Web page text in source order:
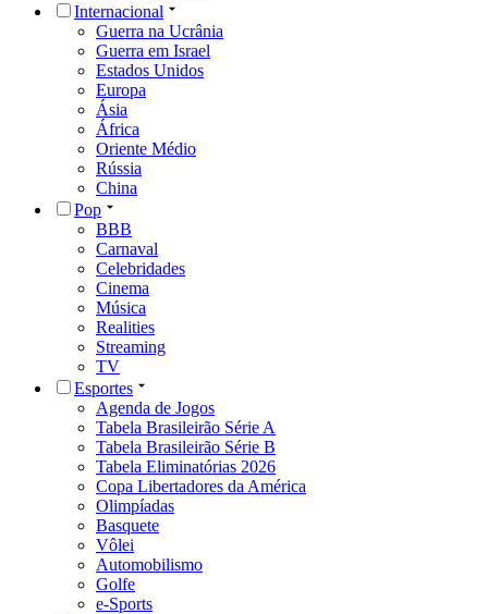
Internacional
Guerra na Ucrânia
Guerra em Israel
Estados Unidos
Europa
Ásia
África
Oriente Médio
Rússia
China
Pop
BBB
Carnaval
Celebridades
Cinema
Música
Realities
Streaming
TV
Esportes
Agenda de Jogos
Tabela Brasileirão Série A
Tabela Brasileirão Série B
Tabela Eliminatórias 2026
Copa Libertadores da América
Olimpíadas
Basquete
Vôlei
Automobilismo
Golfe
e-Sports